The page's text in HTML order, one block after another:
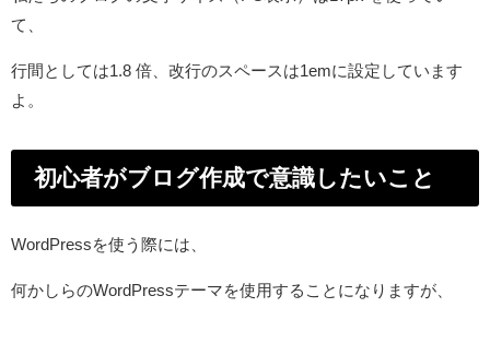
て、
行間としては1.8 倍、改行のスペースは1emに設定しています
よ。
初心者がブログ作成で意識したいこと
WordPressを使う際には、
何かしらのWordPressテーマを使用することになりますが、